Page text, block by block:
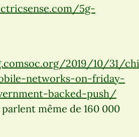
5g-
2019/10/31/
networks-on-friday-
backed-push/
parlent même de 160 000